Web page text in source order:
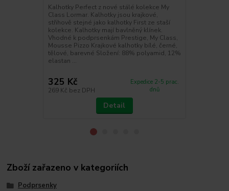
Kalhotky Perfect z nové stálé kolekce My
Class Lormar. Kalhotky jsou krajkové,
střihově stejné jako kalhotky First ze staší
kolekce. Kalhotky mají bavlněný klínek.
Vhodné k podprsenkám Prestige, My Class,
Mousse Pizzo Krajkové kalhotky bílé, černé,
tělové, barevné Složení: 88% polyamid, 12%
elastan ...
325 Kč
269 Kč bez DPH
Expedice 2-5 prac.
dnů
Detail
Zboží zařazeno v kategoriích
Podprsenky